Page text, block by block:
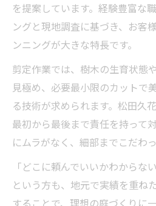
を提案しています。経験豊富な
ングと現地調査に基づき、お客
ンニングが大きな特長です。
剪定作業では、樹木の生育状態
見極め、必要最小限のカットで
る技術が求められます。松田久
最初から最後まで責任を持って
にムラがなく、細部までこだわ
「どこに頼んでいいかわからな
という方も、地元で実績を重ね
することで、理想の庭づくりに